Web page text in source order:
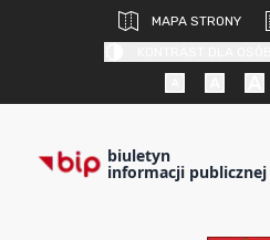
MAPA STRONY
biuletyn
informacji publicznej